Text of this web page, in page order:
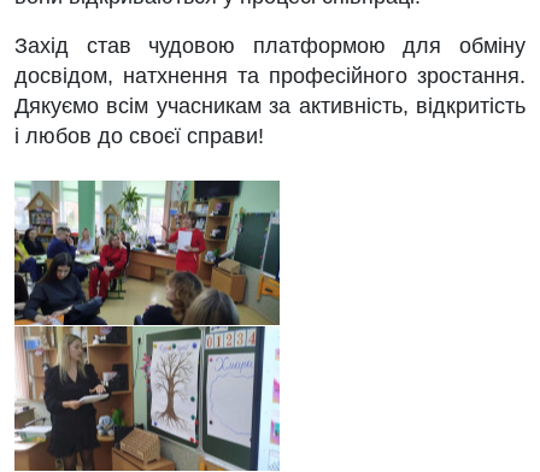
Захід став чудовою платформою для обміну
досвідом, натхнення та професійного зростання.
Дякуємо всім учасникам за активність, відкритість
і любов до своєї справи!